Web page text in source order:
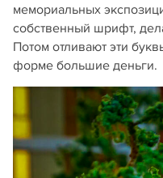
мемориальных
собственный шрифт,
Потом отливают эти
форме большие деньги.